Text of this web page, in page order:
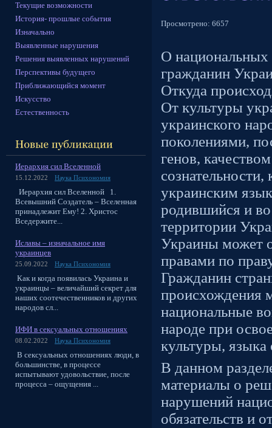
Текущие возможности
История- прошлые события
Изначально
Выявленные нарушения
Решения выявленных нарушений
Перспективы будущего
Приближающийся момент
Искусство
Естественность
Иерархия сил Вселенной
15.12.2022 Наука Психономия
Иерархия сил Вселенной 1.
Всевышний Создатель – Вселенная
принадлежит Ему! 2. Христос
Вседержите...
Иславы – изначальное имя
украинцев
25.09.2022 Наука Психономия
Как и когда появилась Украина и
украинцы – величайший секрет для
наших соотечественников и других
народов сл...
ИФИ в сексуальных отношениях
08.02.2022 Наука Психономия
В сексуальных отношениях люди, в
большинстве, в процессе
испытывают удовольствие, после
процесса – ощущения ...
Просмотрено: 6657
О
гражданин
Откуда
От культуры
украинского
поколениями,
генов,
сознательности,
украинским
родившийся и
территории
Украины может
правами по
Гражданин
происхождения
национальные
народе при
культуры,
В данном
материалы о
нарушений
обязательств и